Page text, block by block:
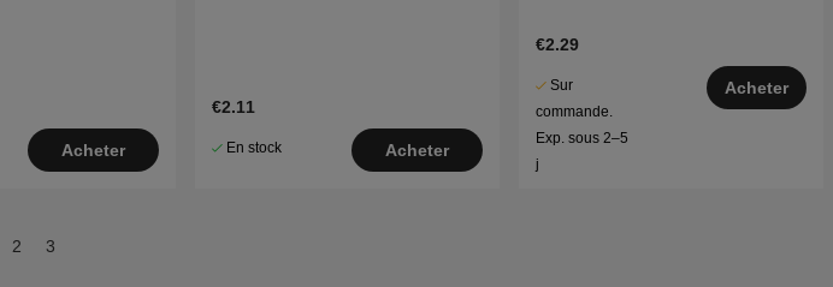
Acheter
€2.11
En stock Acheter
€2.29
Sur
commande.
Exp. sous 2–5
j
Acheter
2 3